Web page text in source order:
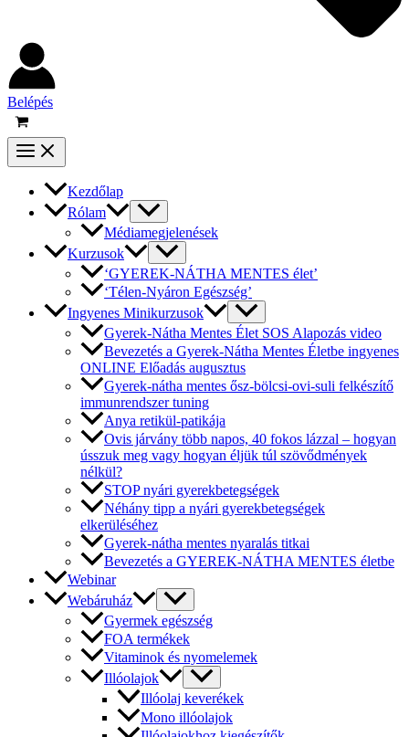
Belépés
Kezdőlap
Rólam
Médiamegjelenések
Kurzusok
‘GYEREK-NÁTHA MENTES élet’
‘Télen-Nyáron Egészség’
Ingyenes Minikurzusok
Gyerek-Nátha Mentes Élet SOS Alapozás video
Bevezetés a Gyerek-Nátha Mentes Életbe ingyenes
ONLINE Előadás augusztus
Gyerek-nátha mentes ősz-bölcsi-ovi-suli felkészítő
immunrendszer tuning
Anya retikül-patikája
Ovis járvány több napos, 40 fokos lázzal – hogyan
ússzuk meg vagy hogyan éljük túl szövődmények
nélkül?
STOP nyári gyerekbetegségek
Néhány tipp a nyári gyerekbetegségek
elkerüléséhez
Gyerek-nátha mentes nyaralás titkai
Bevezetés a GYEREK-NÁTHA MENTES életbe
Webinar
Webáruház
Gyermek egészség
FOA termékek
Vitaminok és nyomelemek
Illóolajok
Illóolaj keverékek
Mono illóolajok